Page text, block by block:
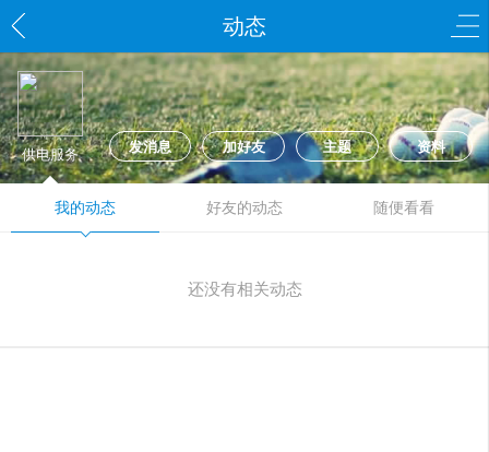
动态
供电服务 发消息 加好友 主题 资料
我的动态 好友的动态 随便看看
还没有相关动态